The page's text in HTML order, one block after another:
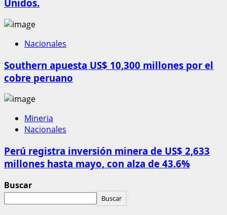
Unidos.
Nacionales
Southern apuesta US$ 10,300 millones por el
cobre peruano
Mineria
Nacionales
Perú registra inversión minera de US$ 2,633
millones hasta mayo, con alza de 43.6%
Buscar
Buscar